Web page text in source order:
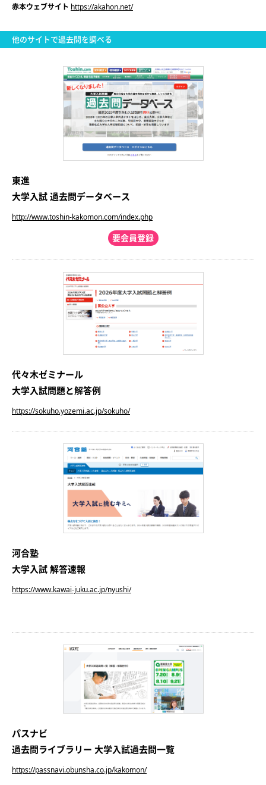
赤本ウェブサイト https://akahon.net/
他のサイトで過去問を調べる
東進
大学入試 過去問データベース
要会員登録
http://www.toshin-kakomon.com/index.php
代々木ゼミナール
大学入試問題と解答例
https://sokuho.yozemi.ac.jp/sokuho/
河合塾
大学入試 解答速報
https://www.kawai-juku.ac.jp/nyushi/
パスナビ
過去問ライブラリー 大学入試過去問一覧
https://passnavi.obunsha.co.jp/kakomon/